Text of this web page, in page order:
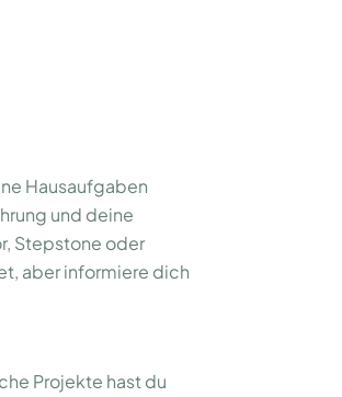
Hausaufgaben
und deine
Stepstone oder
aber informiere dich
Projekte hast du